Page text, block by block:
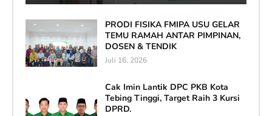
PRODI FISIKA FMIPA USU GELAR
TEMU RAMAH ANTAR PIMPINAN,
DOSEN & TENDIK
Juli 16, 2026
Cak Imin Lantik DPC PKB Kota
Tebing Tinggi, Target Raih 3 Kursi
DPRD.